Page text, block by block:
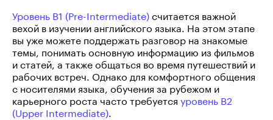
Уровень B1 (Pre-Intermediate)считается важной
вехой в изучении английского языка. На этом этапе
вы уже можете поддержать разговор на знакомые
темы, понимать основную информацию из фильмов
и статей, а также общаться во время путешествий и
рабочих встреч. Однако для комфортного общения
с носителями языка, обучения за рубежом и
карьерного роста часто требуетсяуровень B2
(Upper Intermediate).